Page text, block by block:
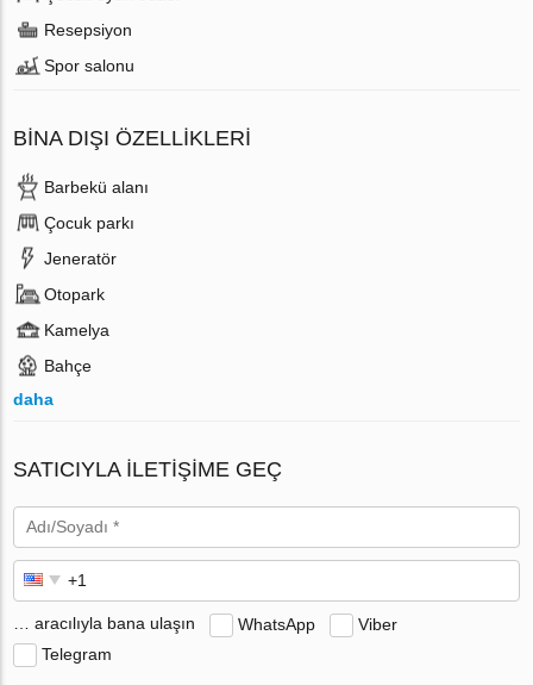
Resepsiyon
Spor salonu
BINA DIŞI ÖZELLIKLERI
Barbekü alanı
Çocuk parkı
Jeneratör
Otopark
Kamelya
Bahçe
daha
SATICIYLA ILETIŞIME GEÇ
… aracılıyla bana ulaşın WhatsApp
Viber
Telegram